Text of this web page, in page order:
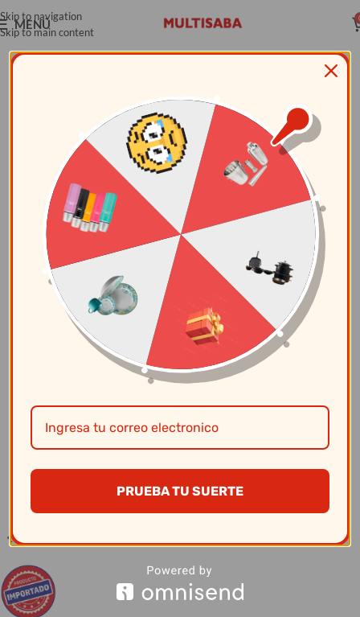
Skip to navigation
Skip to main content
MENÚ
PRUEBA TU SUERTE